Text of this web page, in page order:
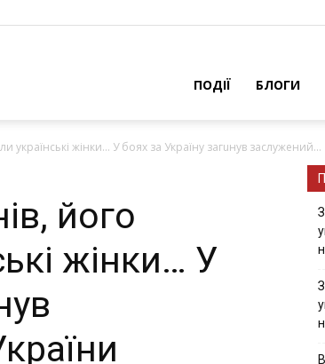
ПОДІЇ БЛОГИ
жінки… У боях за Україну загuнув заслужений...
його
жінки… У